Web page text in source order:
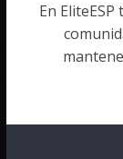
En